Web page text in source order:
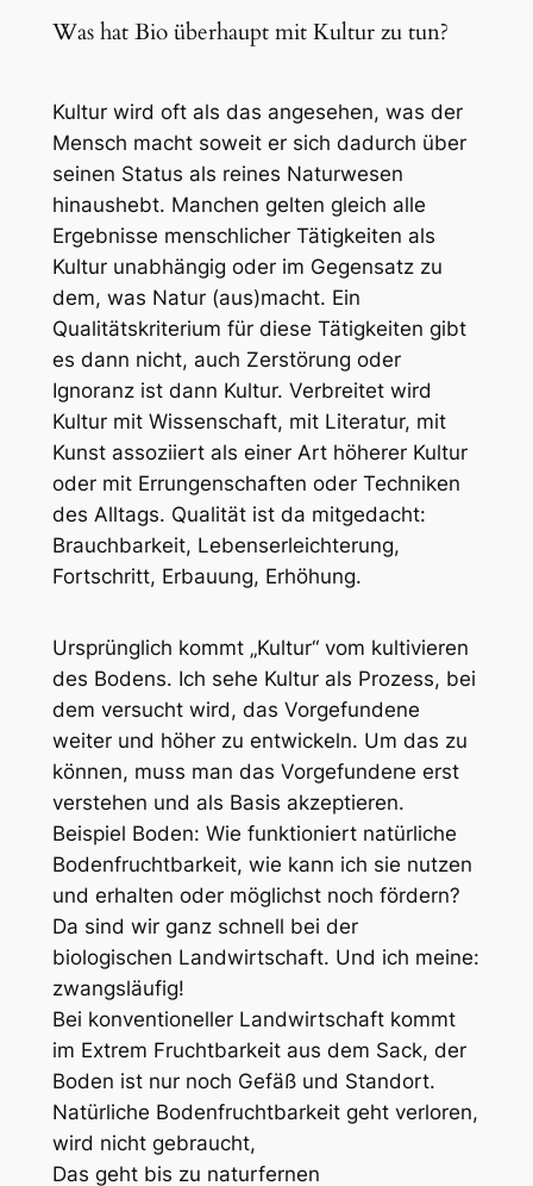
Was hat Bio überhaupt mit Kultur zu tun?
Kultur wird oft als das angesehen, was der
Mensch macht soweit er sich dadurch über
seinen Status als reines Naturwesen
hinaushebt. Manchen gelten gleich alle
Ergebnisse menschlicher Tätigkeiten als
Kultur unabhängig oder im Gegensatz zu
dem, was Natur (aus)macht. Ein
Qualitätskriterium für diese Tätigkeiten gibt
es dann nicht, auch Zerstörung oder
Ignoranz ist dann Kultur. Verbreitet wird
Kultur mit Wissenschaft, mit Literatur, mit
Kunst assoziiert als einer Art höherer Kultur
oder mit Errungenschaften oder Techniken
des Alltags. Qualität ist da mitgedacht:
Brauchbarkeit, Lebenserleichterung,
Fortschritt, Erbauung, Erhöhung.
Ursprünglich kommt „Kultur“ vom kultivieren
des Bodens. Ich sehe Kultur als Prozess, bei
dem versucht wird, das Vorgefundene
weiter und höher zu entwickeln. Um das zu
können, muss man das Vorgefundene erst
verstehen und als Basis akzeptieren.
Beispiel Boden: Wie funktioniert natürliche
Bodenfruchtbarkeit, wie kann ich sie nutzen
und erhalten oder möglichst noch fördern?
Da sind wir ganz schnell bei der
biologischen Landwirtschaft. Und ich meine:
zwangsläufig!
Bei konventioneller Landwirtschaft kommt
im Extrem Fruchtbarkeit aus dem Sack, der
Boden ist nur noch Gefäß und Standort.
Natürliche Bodenfruchtbarkeit geht verloren,
wird nicht gebraucht,
Das geht bis zu naturfernen